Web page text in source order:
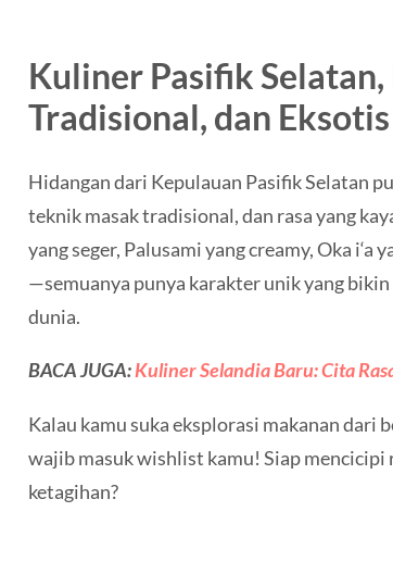
Kuliner Pasifik Selatan,
Tradisional, dan Eksotis
Hidangan dari Kepulauan Pasifik Selatan
teknik masak tradisional, dan rasa yang
yang seger, Palusami yang creamy, Oka
—semuanya punya karakter unik yang
dunia.
BACA JUGA:Kuliner Selandia Baru: Cita
Kalau kamu suka eksplorasi makanan dari
wajib masuk wishlist kamu! Siap
ketagihan?